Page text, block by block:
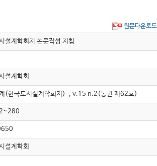
원문다운로드
설계학회지 논문작성 지침
설계학회
(한국도시설계학회지) , v.15 n.2(통권 제62호)
설계학회